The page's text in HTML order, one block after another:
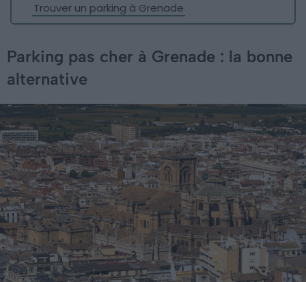
Trouver un parking à Grenade
Parking pas cher à Grenade : la bonne
alternative